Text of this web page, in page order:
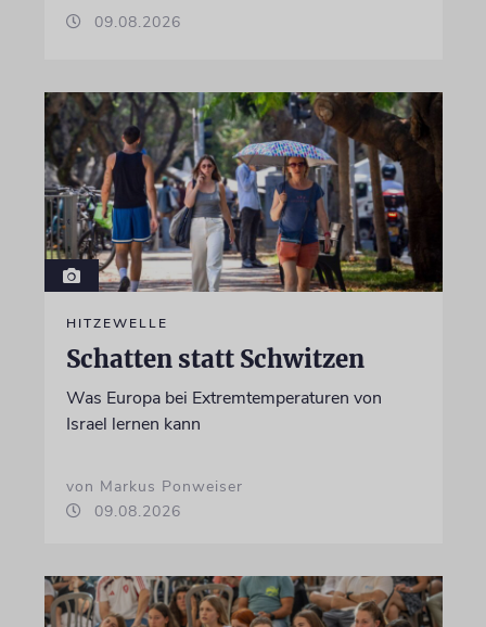
09.08.2026
HITZEWELLE
Schatten statt Schwitzen
Was Europa bei Extremtemperaturen von
Israel lernen kann
von Markus Ponweiser
09.08.2026